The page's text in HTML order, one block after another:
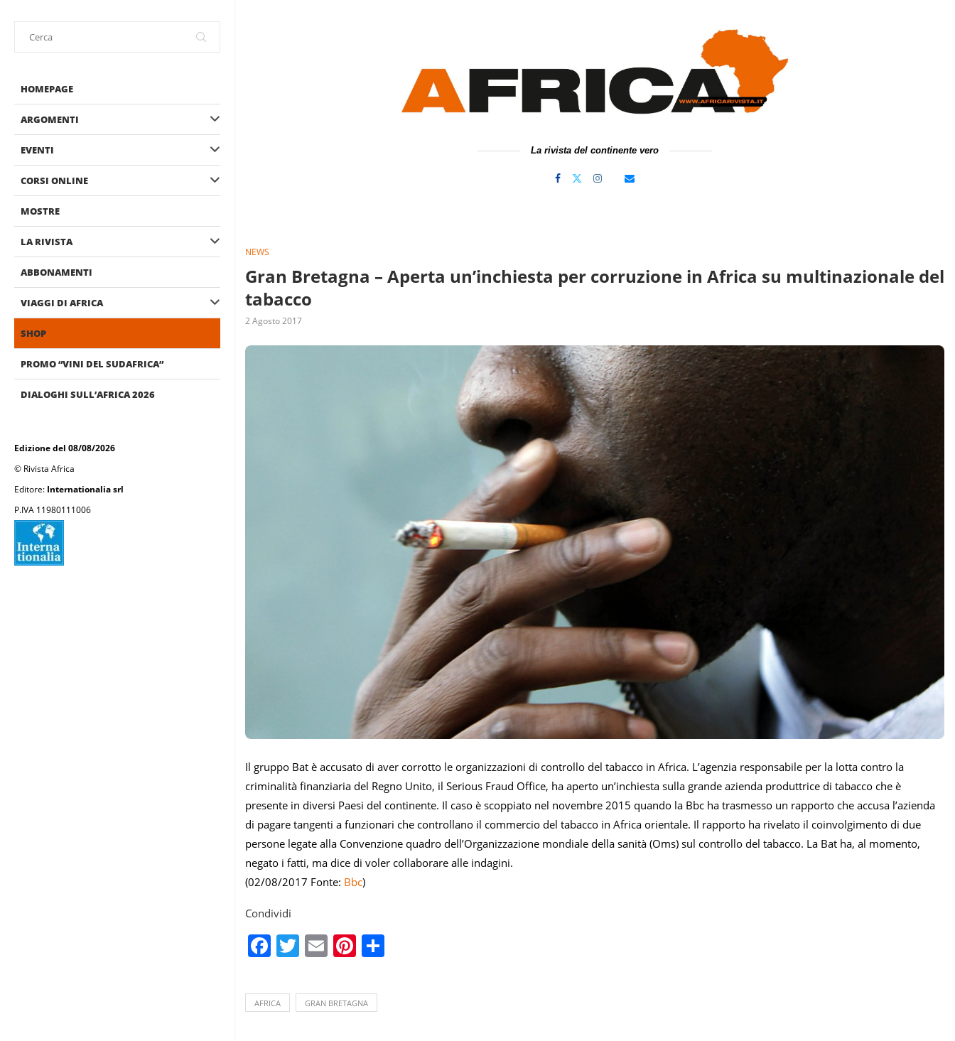
HOMEPAGE
ARGOMENTI
EVENTI
CORSI ONLINE
MOSTRE
LA RIVISTA
ABBONAMENTI
VIAGGI DI AFRICA
SHOP
PROMO “VINI DEL SUDAFRICA”
DIALOGHI SULL’AFRICA 2026
Edizione del 08/08/2026
© Rivista Africa
Editore: Internationalia srl
P.IVA 11980111006
La rivista del continente vero
NEWS
Gran Bretagna – Aperta un’inchiesta per corruzione in Africa su multinazionale del
tabacco
2 Agosto 2017
Il gruppo Bat è accusato di aver corrotto le organizzazioni di controllo del tabacco in Africa. L’agenzia responsabile per la lotta contro la
criminalità finanziaria del Regno Unito, il Serious Fraud Office, ha aperto un’inchiesta sulla grande azienda produttrice di tabacco che è
presente in diversi Paesi del continente. Il caso è scoppiato nel novembre 2015 quando la Bbc ha trasmesso un rapporto che accusa l’azienda
di pagare tangenti a funzionari che controllano il commercio del tabacco in Africa orientale. Il rapporto ha rivelato il coinvolgimento di due
persone legate alla Convenzione quadro dell’Organizzazione mondiale della sanità (Oms) sul controllo del tabacco. La Bat ha, al momento,
negato i fatti, ma dice di voler collaborare alle indagini.
(02/08/2017 Fonte: Bbc)
Condividi
Facebook
Twitter
EmailPinterest
AFRICA GRAN BRETAGNA